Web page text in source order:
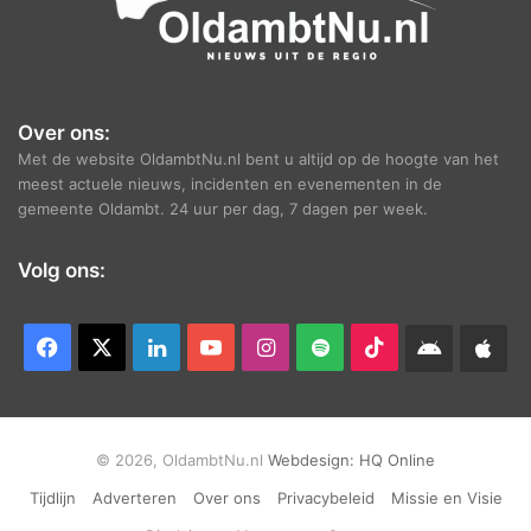
Over ons:
Met de website OldambtNu.nl bent u altijd op de hoogte van het
meest actuele nieuws, incidenten en evenementen in de
gemeente Oldambt. 24 uur per dag, 7 dagen per week.
Volg ons:
Facebook LinkedInYouTubeInstagram
Spotify TikTokAndroid
© 2026, OldambtNu.nl Webdesign: HQ Online
Tijdlijn
Adverteren Over ons Privacybeleid
Missie en Visie